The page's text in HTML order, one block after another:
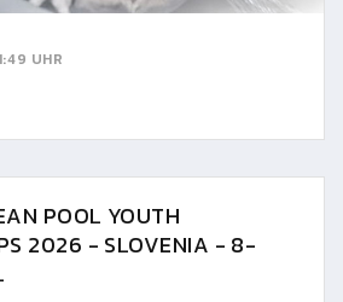
UHR
POOL YOUTH
2026 - SLOVENIA - 8-